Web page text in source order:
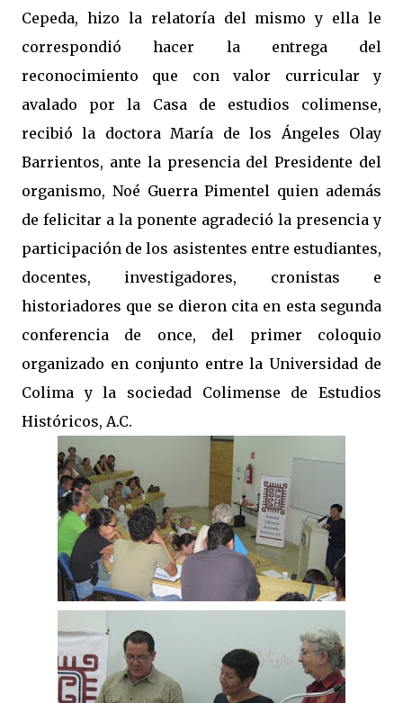
Cepeda, hizo la relatoría del mismo y ella le
correspondió hacer la entrega del
reconocimiento que con valor curricular y
avalado por la Casa de estudios colimense,
recibió la doctora María de los Ángeles Olay
Barrientos, ante la presencia del Presidente del
organismo, Noé Guerra Pimentel quien además
de felicitar a la ponente agradeció la presencia y
participación de los asistentes entre estudiantes,
docentes, investigadores, cronistas e
historiadores que se dieron cita en esta segunda
conferencia de once, del primer coloquio
organizado en conjunto entre la Universidad de
Colima y la sociedad Colimense de Estudios
Históricos, A.C.